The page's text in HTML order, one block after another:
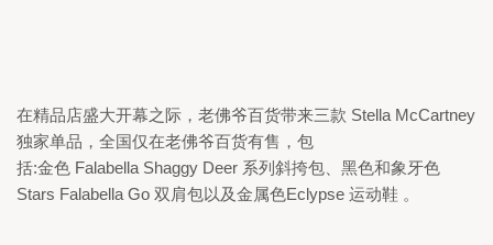
在精品店盛大开幕之际，老佛爷百货带来三款
独家单品，全国仅在老佛爷百货有售，包
括:金色 Falabella Shaggy Deer
Stars Falabella Go 双肩包以及金属色Eclypse 运动鞋 。